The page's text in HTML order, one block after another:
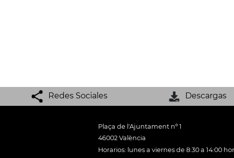
Redes Sociales Descargas
Plaça de l'Ajuntament nº 1
46002 València
Horarios: lunes a viernes de 8:30 a 14:00